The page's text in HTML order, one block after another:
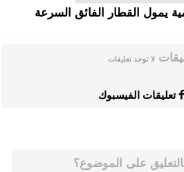
يمول القطار الفائق السرعة
لا توجد تعليقات
تعليقات الفيسبوك
على الموضوع؟